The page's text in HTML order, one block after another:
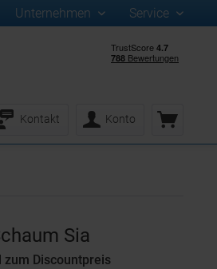
Unternehmen Service
Kontakt Konto
Sia
Discountpreis